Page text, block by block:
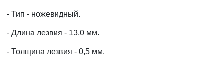
- Тип - ножевидный.
- Длина лезвия - 13,0 мм.
- Толщина лезвия - 0,5 мм.